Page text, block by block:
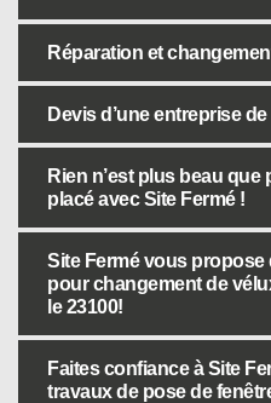
Réparation et
Devis d’une entreprise
Rien n’est plus beau que
placé avec Site Fermé !
Site Fermé vous propose
pour changement de
le 23100!
Faites confiance à Site
travaux de pose de